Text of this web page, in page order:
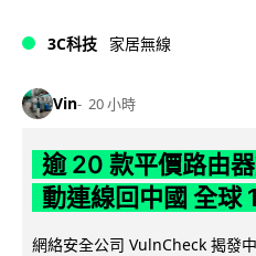
3C科技 家居無線
Vin 20 小時
逾 20 款平價路由
動連線回中國 全球
網絡安全公司 VulnCheck 揭發